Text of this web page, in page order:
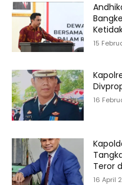
15
16
Teror
16 April